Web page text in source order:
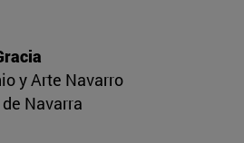
y Arte Navarro
Navarra